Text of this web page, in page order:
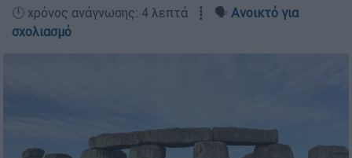
🕛 χρόνος ανάγνωσης: 4 λεπτά ┋ 🗣️ Ανοικτό για
σχολιασμό